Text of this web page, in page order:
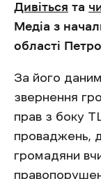
Дивіться та
Медіа з
області
За його
звернення
прав з боку
проваджень,
громадяни